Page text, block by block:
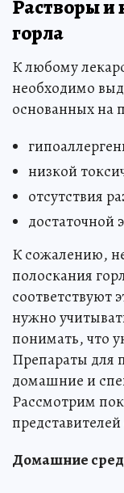
Растворы и
горла
К любому
необходимо
основанных на
низкой
отсутствия
достаточной
К сожалению,
полоскания
соответствуют
нужно
понимать, что
Препараты для
домашние и
Рассмотрим
Домашние